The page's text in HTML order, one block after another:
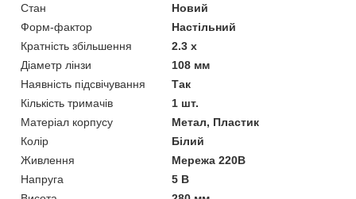
Стан
Новий
Форм-фактор
Настільний
Кратність збільшення
2.3 х
Діаметр лінзи
108 мм
Наявність підсвічування
Так
Кількість тримачів
1 шт.
Матеріал корпусу
Метал, Пластик
Колір
Білий
Живлення
Мережа 220В
Напруга
5 В